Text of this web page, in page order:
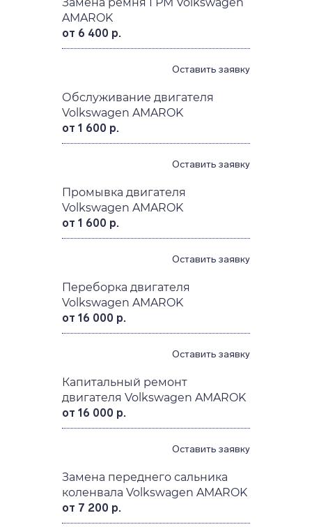
AMAROK
от 6 400 р.
Оставить заявку
Обслуживание двигателя
Volkswagen AMAROK
от 1 600 р.
Оставить заявку
Промывка двигателя
Volkswagen AMAROK
от 1 600 р.
Оставить заявку
Переборка двигателя
Volkswagen AMAROK
от 16 000 р.
Оставить заявку
Капитальный ремонт
двигателя Volkswagen AMAROK
от 16 000 р.
Оставить заявку
Замена переднего сальника
коленвала Volkswagen AMAROK
от 7 200 р.